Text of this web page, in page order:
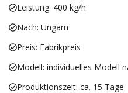
Leistung: 400 kg/h
Nach: Ungarn
Preis: Fabrikpreis
Modell: individuelles Modell
Produktionszeit: ca. 15 Tage